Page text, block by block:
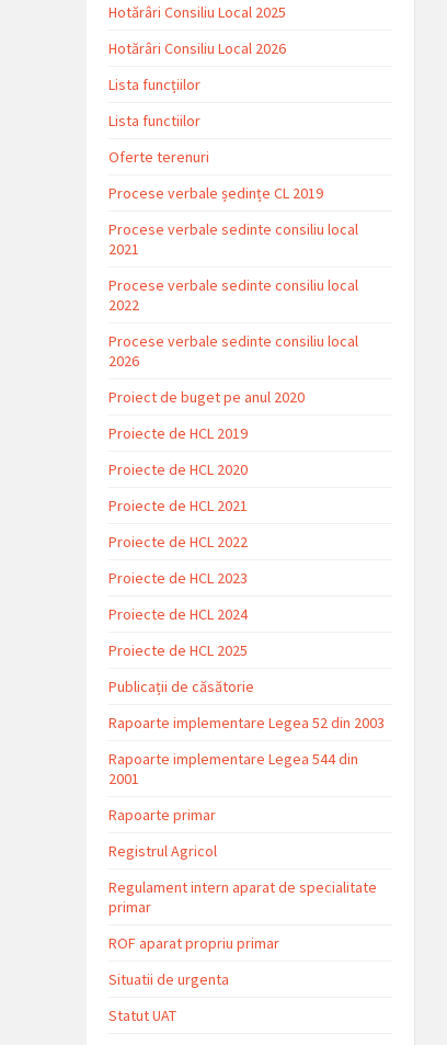
Hotărâri Consiliu Local 2025
Hotărâri Consiliu Local 2026
Lista funcțiilor
Lista functiilor
Oferte terenuri
Procese verbale ședințe CL 2019
Procese verbale sedinte consiliu local
2021
Procese verbale sedinte consiliu local
2022
Procese verbale sedinte consiliu local
2026
Proiect de buget pe anul 2020
Proiecte de HCL 2019
Proiecte de HCL 2020
Proiecte de HCL 2021
Proiecte de HCL 2022
Proiecte de HCL 2023
Proiecte de HCL 2024
Proiecte de HCL 2025
Publicații de căsătorie
Rapoarte implementare Legea 52 din 2003
Rapoarte implementare Legea 544 din
2001
Rapoarte primar
Registrul Agricol
Regulament intern aparat de specialitate
primar
ROF aparat propriu primar
Situatii de urgenta
Statut UAT